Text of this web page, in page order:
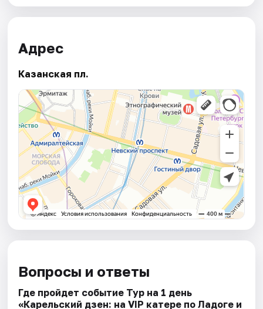
Адрес
Казанская пл.
Вопросы и ответы
Где пройдет событие Тур на 1 день
«Карельский дзен: на VIP катере по Ладоге и